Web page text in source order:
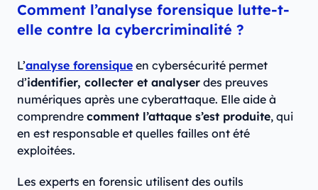
Comment l’analyse forensique lutte-t-
elle contre la cybercriminalité ?
L’analyse forensique en cybersécurité permet
d’identifier, collecter et analyser des preuves
numériques après une cyberattaque. Elle aide à
comprendre comment l’attaque s’est produite, qui
en est responsable et quelles failles ont été
exploitées.
Les experts en forensic utilisent des outils